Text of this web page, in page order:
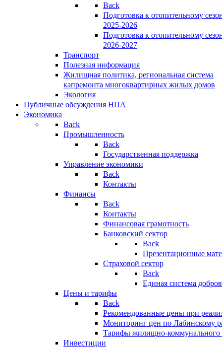
Back
Подготовка к отопительному
2025-2026
Подготовка к отопительному
2026-2027
Транспорт
Полезная информация
Жилищная политика, региональная система
капремонта многоквартирных жилых домов
Экология
Публичные обсуждения НПА
Экономика
Back
Промышленность
Back
Государственная поддержка
Управление экономики
Back
Контакты
Финансы
Back
Контакты
Финансовая грамотность
Банковский сектор
Back
Презентационные
Страховой сектор
Back
Единая система
Цены и тарифы
Back
Рекомендованные цены при
Мониторинг цен по Лабинскому
Тарифы жилищно-коммунального
Инвестиции